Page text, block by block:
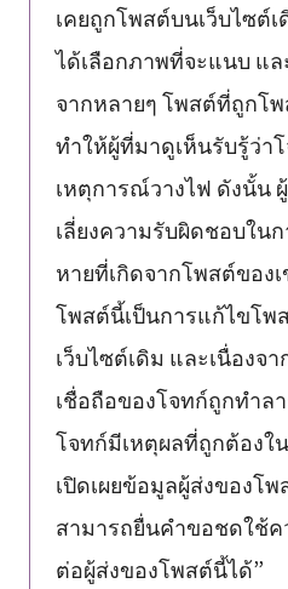
เคยถูกโพสต์บนเว็บไซต์
ได้เลือกภาพที่จะแนบ แ
จากหลายๆ โพสต์ที่ถูกโ
ทำให้ผู้ที่มาดูเห็นรับรู้ว่า
เหตุการณ์วางไฟ ดังนั้น
เลี่ยงความรับผิดชอบใน
หายที่เกิดจากโพสต์ของ
โพสต์นี้เป็นการแก้ไขโ
เว็บไซต์เดิม และเนื่องจ
เชื่อถือของโจทก์ถูกทำล
โจทก์มีเหตุผลที่ถูกต้องใ
เปิดเผยข้อมูลผู้ส่งของโ
สามารถยื่นคำขอชดใช้ค
ต่อผู้ส่งของโพสต์นี้ได้”